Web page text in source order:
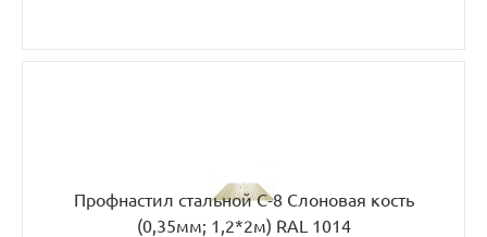
Профнастил стальной С-8 Слоновая кость
(0,35мм; 1,2*2м) RAL 1014